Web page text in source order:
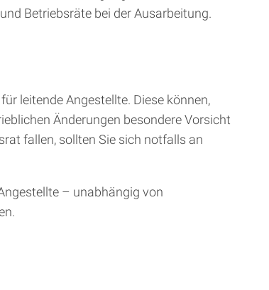
Betriebsräte bei der Ausarbeitung.
leitende Angestellte. Diese können,
Änderungen besondere Vorsicht
fallen, sollten Sie sich notfalls an
– unabhängig von